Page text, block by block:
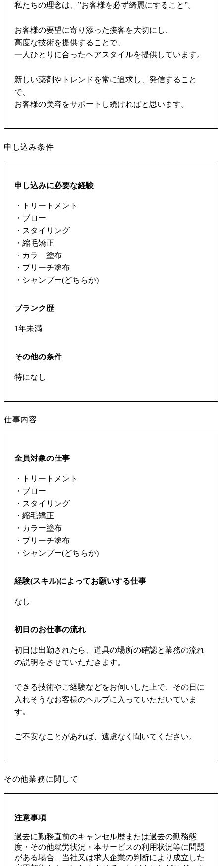
私たちの理念は、”お客様を必ず綺麗にすること”。
お客様の要望に寄り添った接客を大切にし、
高度な技術を提供することで、
一人ひとりに合ったヘアスタイルを提供しています。
新しい薬剤やトレンドを常に追求し、発信すること
で、
お客様の美容をサポートし続ければと思います。
申し込み条件
申し込みに必要な経験
・トリートメント
・ブロー
・スタイリング
・縮毛矯正
・カラー塗布
・ブリーチ塗布
・シャンプー(どちらか)
ブランク歴
1年未満
その他の条件
特になし
仕事内容
全員対象の仕事
・トリートメント
・ブロー
・スタイリング
・縮毛矯正
・カラー塗布
・ブリーチ塗布
・シャンプー(どちらか)
経験(スキル)によってお願いする仕事
なし
初日のお仕事の流れ
初日は出勤されたら、道具の場所の確認と業務の流れ
の説明をさせていただきます。
できる技術やご経験などをお伺いした上で、その日に
入れそうなお客様のヘルプに入っていただいていま
す。
ご不安なことがあれば、遠慮なく聞いてください。
その他業務に関して
注意事項
過去に勤務直前のキャンセル歴または過去の勤務態
度・その他就労状況・本サービスの利用状況等に問題
がある場合、当社又は求人企業の判断により成立した